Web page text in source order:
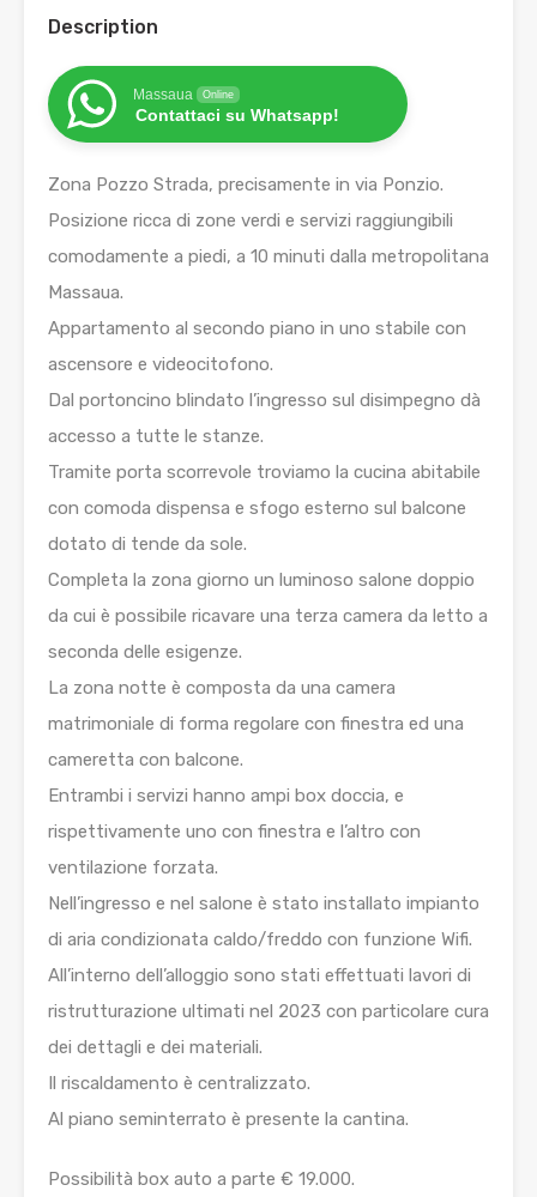
Description
Massaua Online
Contattaci su Whatsapp!
Zona Pozzo Strada, precisamente in via Ponzio.
Posizione ricca di zone verdi e servizi raggiungibili
comodamente a piedi, a 10 minuti dalla metropolitana
Massaua.
Appartamento al secondo piano in uno stabile con
ascensore e videocitofono.
Dal portoncino blindato l’ingresso sul disimpegno dà
accesso a tutte le stanze.
Tramite porta scorrevole troviamo la cucina abitabile
con comoda dispensa e sfogo esterno sul balcone
dotato di tende da sole.
Completa la zona giorno un luminoso salone doppio
da cui è possibile ricavare una terza camera da letto a
seconda delle esigenze.
La zona notte è composta da una camera
matrimoniale di forma regolare con finestra ed una
cameretta con balcone.
Entrambi i servizi hanno ampi box doccia, e
rispettivamente uno con finestra e l’altro con
ventilazione forzata.
Nell’ingresso e nel salone è stato installato impianto
di aria condizionata caldo/freddo con funzione Wifi.
All’interno dell’alloggio sono stati effettuati lavori di
ristrutturazione ultimati nel 2023 con particolare cura
dei dettagli e dei materiali.
Il riscaldamento è centralizzato.
Al piano seminterrato è presente la cantina.
Possibilità box auto a parte € 19.000.